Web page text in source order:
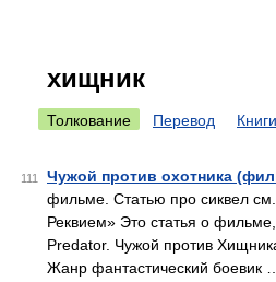
хищник
Толкование Перевод Книги
111 Чужой против охотника
фильме. Статью про сиквел
Реквием» Это статья о
Predator. Чужой против
Жанр фантастический боевик …